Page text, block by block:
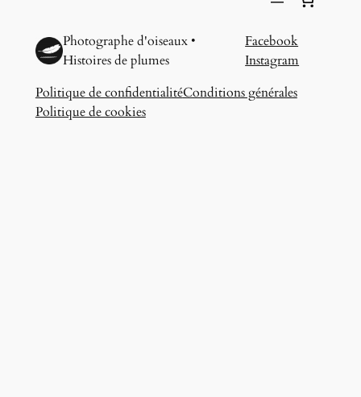
Photographe d'oiseaux •
Histoires de plumes
Facebook
Instagram
Politique de confidentialitéConditions générales
Politique de cookies